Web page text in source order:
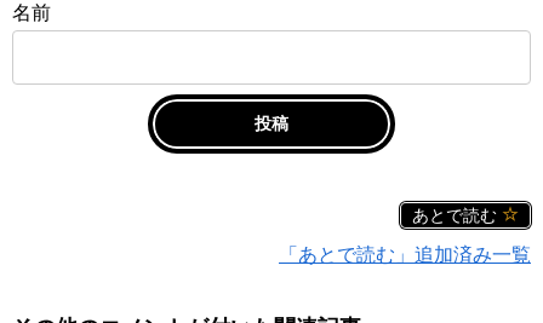
名前
あとで読む
「あとで読む」追加済み一覧